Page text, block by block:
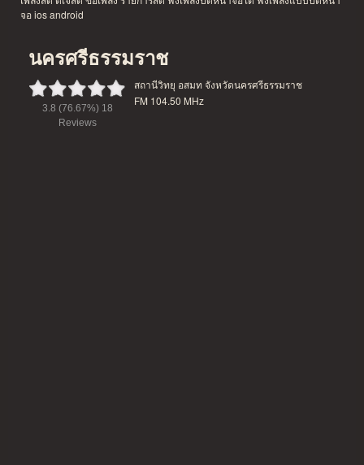
จอ ios android
นครศรีธรรมราช
3.8 (76.67%) 18
Reviews
สถานีวิทยุ อสมท จังหวัดนครศรีธรรมราช
FM 104.50 MHz